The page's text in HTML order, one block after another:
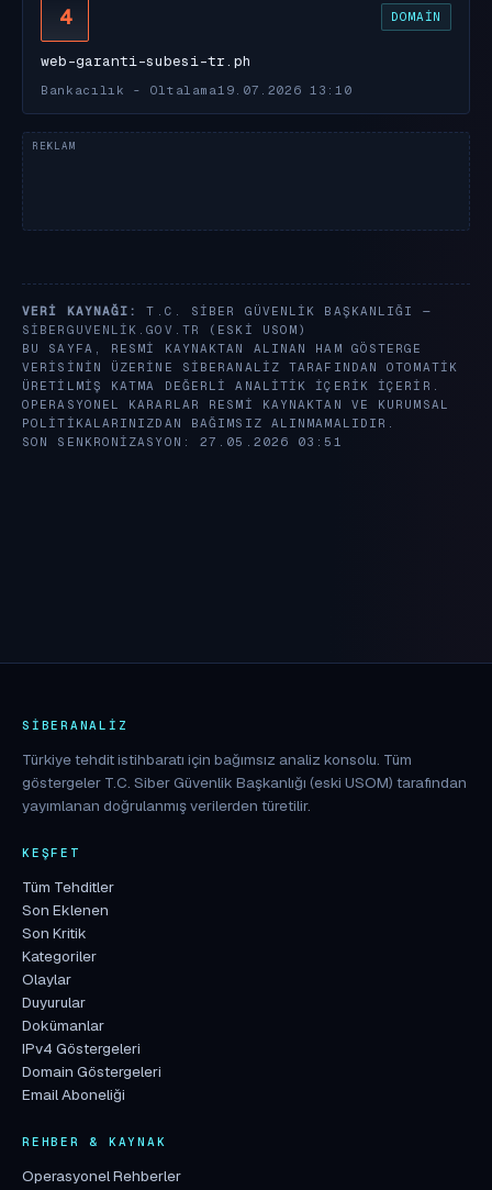
4 DOMAIN
web-garanti-subesi-tr.ph
Bankacılık - Oltalama 19.07.2026 13:10
VERI KAYNAĞI:
T.C. SIBER GÜVENLIK BAŞKANLIĞI —
SIBERGUVENLIK.GOV.TR
(ESKI USOM)
BU SAYFA, RESMI KAYNAKTAN ALINAN HAM GÖSTERGE
VERISININ ÜZERINE SIBERANALIZ TARAFINDAN OTOMATIK
ÜRETILMIŞ KATMA DEĞERLI ANALITIK IÇERIK IÇERIR.
OPERASYONEL KARARLAR RESMI KAYNAKTAN VE KURUMSAL
POLITIKALARINIZDAN BAĞIMSIZ ALINMAMALIDIR.
SON SENKRONIZASYON: 27.05.2026 03:51
SIBERANALIZ
Türkiye tehdit istihbaratı için bağımsız analiz konsolu. Tüm
göstergeler T.C. Siber Güvenlik Başkanlığı (eski USOM) tarafından
yayımlanan doğrulanmış verilerden türetilir.
KEŞFET
Tüm Tehditler
Son Eklenen
Son Kritik
Kategoriler
Olaylar
Duyurular
Dokümanlar
IPv4 Göstergeleri
Domain Göstergeleri
Email Aboneliği
REHBER & KAYNAK
Operasyonel Rehberler